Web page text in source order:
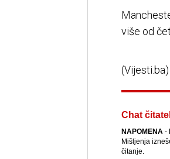
više od
(Vijesti.ba)
Chat
NAPOMENA-
Mišljenja
čitanje.